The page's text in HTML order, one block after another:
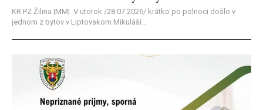
KR PZ Žilina |MM| V utorok /28.07.2026/ krátko po polnoci došlo v
jednom z bytov v Liptovskom Mikuláši...